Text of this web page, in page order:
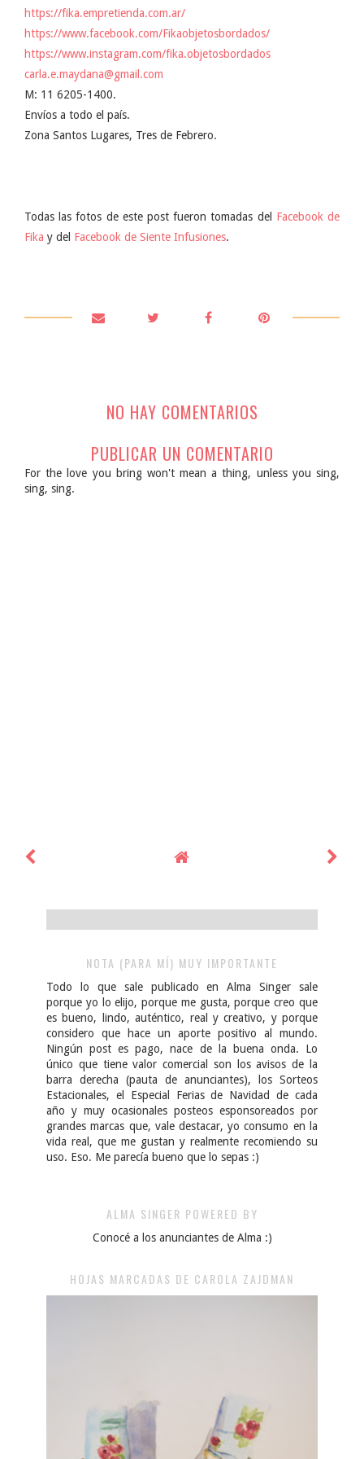
https://fika.empretienda.com.ar/
https://www.facebook.com/Fikaobjetosbordados/
https://www.instagram.com/fika.objetosbordados
carla.e.maydana@gmail.com
M: 11 6205-1400.
Envíos a todo el país.
Zona Santos Lugares, Tres de Febrero.
Todas las fotos de este post fueron tomadas del Facebook de
Fika y del Facebook de Siente Infusiones.
NO HAY COMENTARIOS
PUBLICAR UN COMENTARIO
For the love you bring won't mean a thing, unless you sing,
sing, sing.
NOTA (PARA MÍ) MUY IMPORTANTE
Todo lo que sale publicado en Alma Singer sale
porque yo lo elijo, porque me gusta, porque creo que
es bueno, lindo, auténtico, real y creativo, y porque
considero que hace un aporte positivo al mundo.
Ningún post es pago, nace de la buena onda. Lo
único que tiene valor comercial son los avisos de la
barra derecha (pauta de anunciantes), los Sorteos
Estacionales, el Especial Ferias de Navidad de cada
año y muy ocasionales posteos esponsoreados por
grandes marcas que, vale destacar, yo consumo en la
vida real, que me gustan y realmente recomiendo su
uso. Eso. Me parecía bueno que lo sepas :)
ALMA SINGER POWERED BY
Conocé a los anunciantes de Alma :)
HOJAS MARCADAS DE CAROLA ZAJDMAN